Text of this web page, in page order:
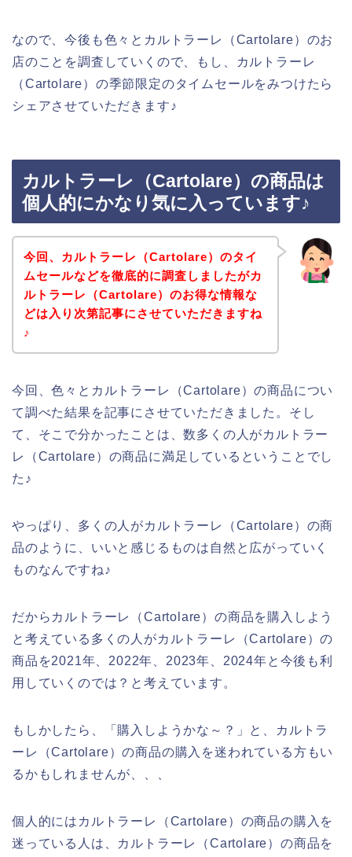
なので、今後も色々とカルトラーレ（Cartolare）のお
店のことを調査していくので、もし、カルトラーレ
（Cartolare）の季節限定のタイムセールをみつけたら
シェアさせていただきます♪
カルトラーレ（Cartolare）の商品は
個人的にかなり気に入っています♪
今回、カルトラーレ（Cartolare）のタイ
ムセールなどを徹底的に調査しましたがカ
ルトラーレ（Cartolare）のお得な情報な
どは入り次第記事にさせていただきますね
♪
今回、色々とカルトラーレ（Cartolare）の商品につい
て調べた結果を記事にさせていただきました。そし
て、そこで分かったことは、数多くの人がカルトラー
レ（Cartolare）の商品に満足しているということでし
た♪
やっぱり、多くの人がカルトラーレ（Cartolare）の商
品のように、いいと感じるものは自然と広がっていく
ものなんですね♪
だからカルトラーレ（Cartolare）の商品を購入しよう
と考えている多くの人がカルトラーレ（Cartolare）の
商品を2021年、2022年、2023年、2024年と今後も利
用していくのでは？と考えています。
もしかしたら、「購入しようかな～？」と、カルトラ
ーレ（Cartolare）の商品の購入を迷われている方もい
るかもしれませんが、、、
個人的にはカルトラーレ（Cartolare）の商品の購入を
迷っている人は、カルトラーレ（Cartolare）の商品を